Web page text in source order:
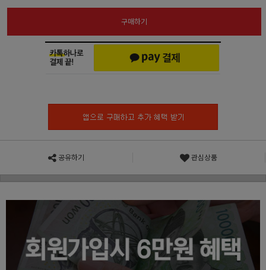
구매하기
공유하기 관심상품